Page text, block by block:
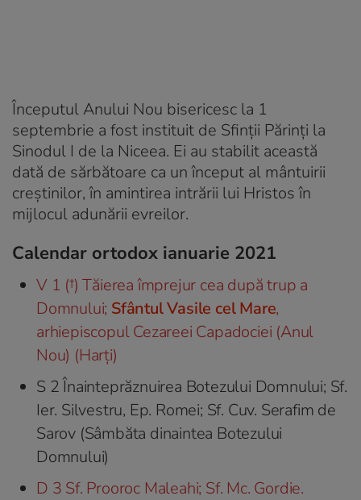
Începutul Anului Nou bisericesc la 1
septembrie a fost instituit de Sfinții Părinți la
Sinodul I de la Niceea. Ei au stabilit această
dată de sărbătoare ca un început al mântuirii
creștinilor, în amintirea intrării lui Hristos în
mijlocul adunării evreilor.
Calendar ortodox ianuarie 2021
V 1 (†) Tăierea împrejur cea după trup a
Domnului; Sfântul Vasile cel Mare,
arhiepiscopul Cezareei Capadociei (Anul
Nou) (Harți)
S 2 Înainteprăznuirea Botezului Domnului; Sf.
Ier. Silvestru, Ep. Romei; Sf. Cuv. Serafim de
Sarov (Sâmbăta dinaintea Botezului
Domnului)
D 3 Sf. Prooroc Maleahi; Sf. Mc. Gordie.